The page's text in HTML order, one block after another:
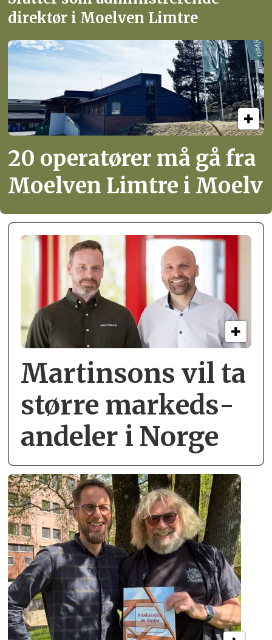
direktør i Moelven Limtre
20 operatører må gå fra
Moelven Limtre i Moelv
Martinsons vil ta
større markeds­
andeler i Norge